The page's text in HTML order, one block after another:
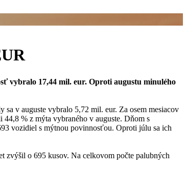
vybralo 17,44 mil. eur. Oproti augustu minulého
v auguste vybralo 5,72 mil. eur. Za osem mesiacov
% z mýta vybraného v auguste. Dňom s
vozidiel s mýtnou povinnosťou. Oproti júlu sa ich
zvýšil o 695 kusov. Na celkovom počte palubných